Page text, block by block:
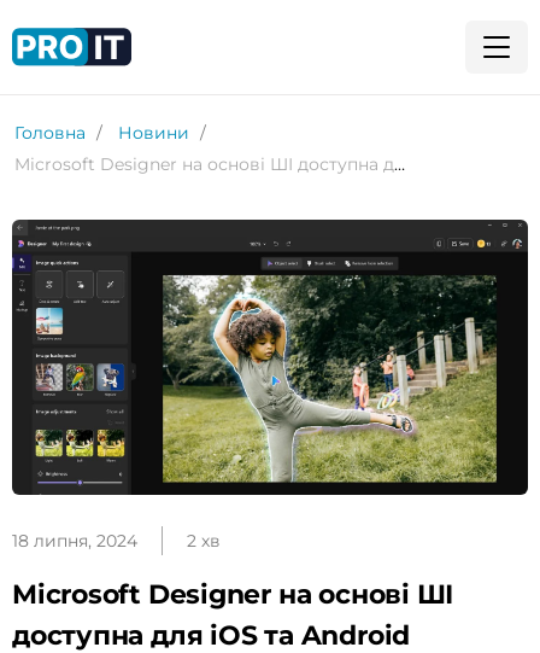
Головна
Новини
Microsoft Designer на основі ШІ доступна для iOS та Android
18 липня, 2024 2 хв
Microsoft Designer на основі ШІ
доступна для iOS та Android